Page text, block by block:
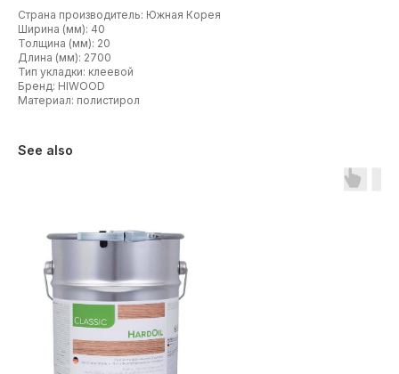
Страна производитель: Южная Корея
Ширина (мм): 40
Толщина (мм): 20
Длина (мм): 2700
Тип укладки: клеевой
Бренд: HIWOOD
Материал: полистирол
See also